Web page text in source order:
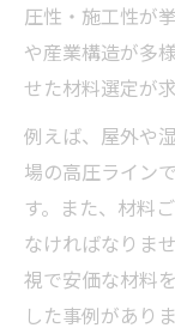
配管工
岡山県
配管工
地元密
岡山エ
材料ごと
配管工
鋼管・
圧性・施工性が
や産業構造が多
せた材料選定が
例えば、屋外や
場の高圧ライン
す。また、材料
なければなりま
視で安価な材料
した事例がありま